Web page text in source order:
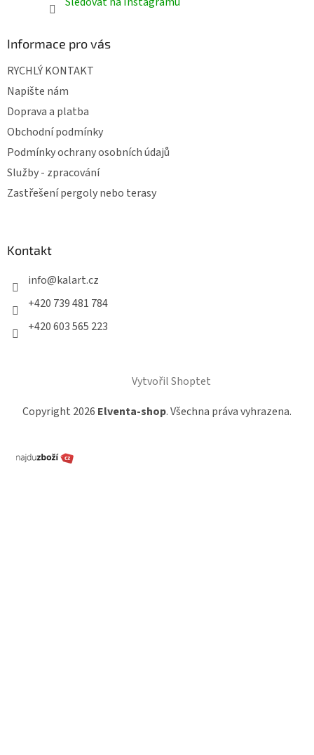
Informace pro vás
RYCHLÝ KONTAKT
Napište nám
Doprava a platba
Obchodní podmínky
Podmínky ochrany osobních údajů
Služby - zpracování
Zastřešení pergoly nebo terasy
Kontakt
info@kalart.cz
+420 739 481 784
+420 603 565 223
Vytvořil Shoptet
Copyright 2026 Elventa-shop. Všechna práva vyhrazena.